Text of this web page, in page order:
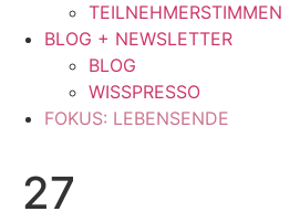
TEILNEHMERSTIMMEN
BLOG + NEWSLETTER
BLOG
WISSPRESSO
FOKUS: LEBENSENDE
27